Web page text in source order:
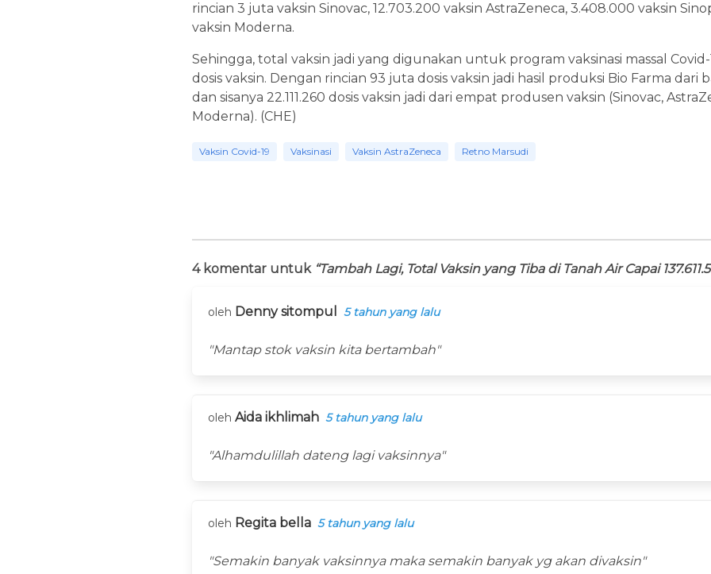
rincian 3 juta vaksin Sinovac, 12.703.200 vaksin AstraZeneca, 3.408.000 vaksin
vaksin Moderna.
Sehingga, total vaksin jadi yang digunakan untuk program vaksinasi massal Covid-
dosis vaksin. Dengan rincian 93 juta dosis vaksin jadi hasil produksi Bio Farma dari
dan sisanya 22.111.260 dosis vaksin jadi dari empat produsen vaksin (Sinovac,
Moderna). (CHE)
Vaksin Covid-19 Vaksinasi Vaksin AstraZeneca Retno Marsudi
4 komentar untuk “Tambah Lagi, Total Vaksin yang Tiba di Tanah Air Capai
oleh Denny sitompul 5 tahun yang lalu
"Mantap stok vaksin kita bertambah"
oleh Aida ikhlimah 5 tahun yang lalu
"Alhamdulillah dateng lagi vaksinnya"
oleh Regita bella 5 tahun yang lalu
"Semakin banyak vaksinnya maka semakin banyak yg akan divaksin"